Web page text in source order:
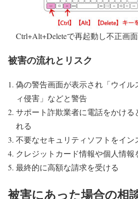
Ctrl+Alt+Deleteで再起動し不正画
被害の流れとリスク
偽の警告画面が表示され「ウイル
ィ侵害」などと警告
サポート詐欺業者に電話をかける
れる
不要なセキュリティソフトをイン
クレジットカード情報や個人情報
最終的に高額な請求を受ける
被害にあった場合の相